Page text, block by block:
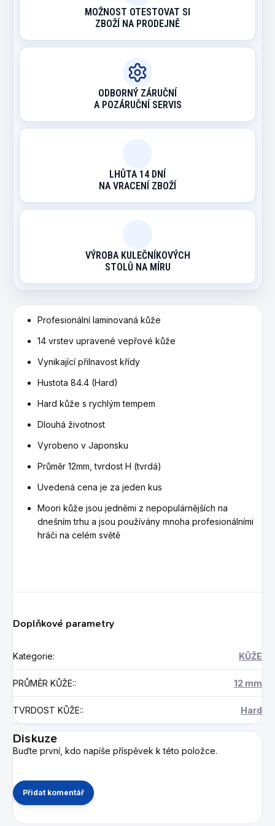
MOŽNOST OTESTOVAT SI
ZBOŽÍ NA PRODEJNĚ
ODBORNÝ ZÁRUČNÍ
A POZÁRUČNÍ SERVIS
LHŮTA 14 DNÍ
NA VRACENÍ ZBOŽÍ
VÝROBA KULEČNÍKOVÝCH
STOLŮ NA MÍRU
Profesionální laminovaná kůže
14 vrstev upravené vepřové kůže
Vynikající přilnavost křídy
Hustota 84.4 (Hard)
Hard kůže s rychlým tempem
Dlouhá životnost
Vyrobeno v Japonsku
Průměr 12mm, tvrdost H (tvrdá)
Uvedená cena je za jeden kus
Moori kůže jsou jedněmi z nepopulárnějších na
dnešním trhu a jsou používány mnoha profesionálními
hráči na celém světě
Doplňkové parametry
Kategorie: KŮŽE
PRŮMĚR KŮŽE:: 12 mm
TVRDOST KŮŽE:: Hard
Diskuze
Buďte první, kdo napíše příspěvek k této položce.
Přidat komentář